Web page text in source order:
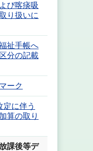
び喀痰吸
り扱いに
祉手帳へ
分の記載
ーク
定に伴う
算の取り
課後等デ